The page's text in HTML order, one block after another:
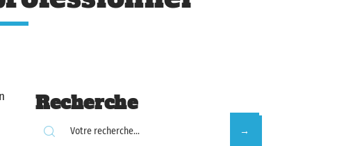
Recherche